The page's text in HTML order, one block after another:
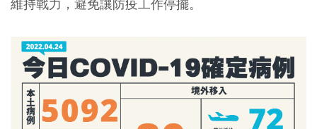
維持戰力，避免讓防疫工作停擺。